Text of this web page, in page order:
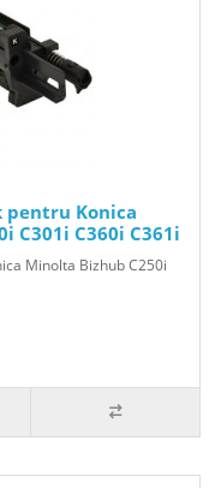
pentru Konica
C301i C360i C361i
Minolta Bizhub C250i